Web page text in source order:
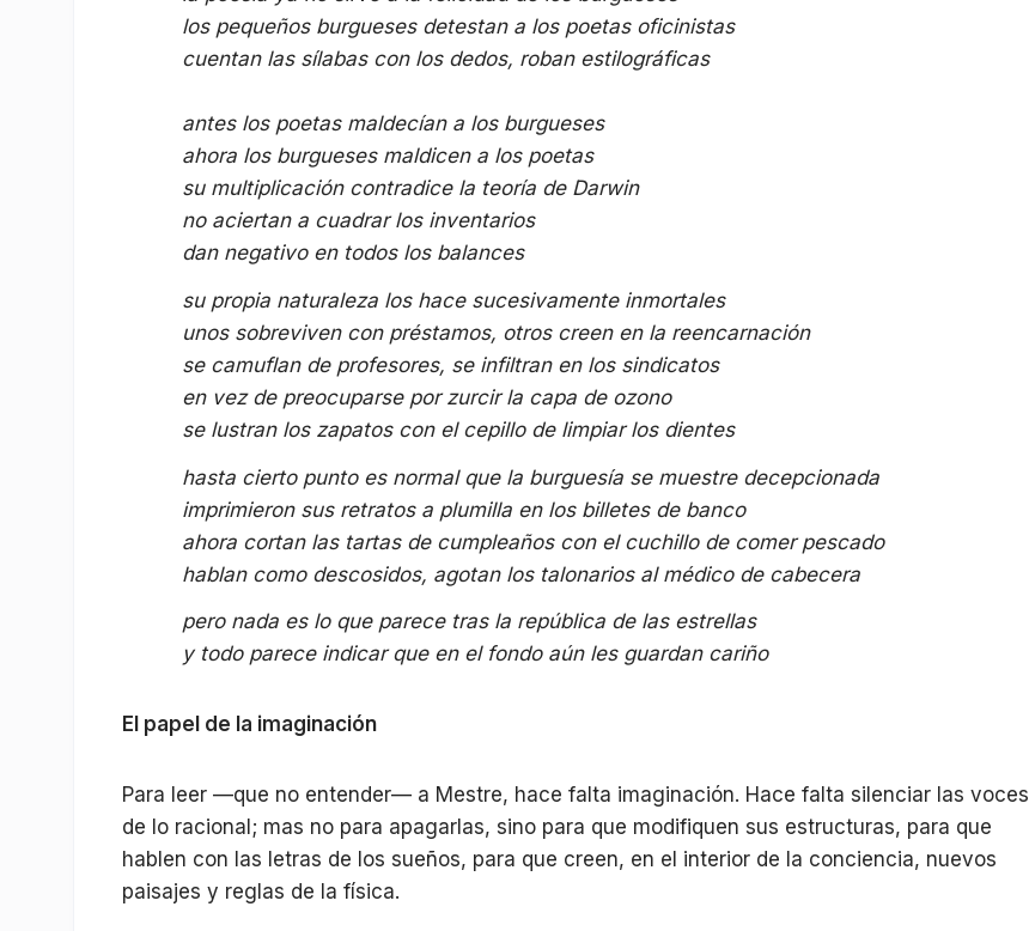
los pequeños burgueses detestan a los poetas oficinistas
cuentan las sílabas con los dedos, roban estilográficas
antes los poetas maldecían a los burgueses
ahora los burgueses maldicen a los poetas
su multiplicación contradice la teoría de Darwin
no aciertan a cuadrar los inventarios
dan negativo en todos los balances
su propia naturaleza los hace sucesivamente inmortales
unos sobreviven con préstamos, otros creen en la reencarnación
se camuflan de profesores, se infiltran en los sindicatos
en vez de preocuparse por zurcir la capa de ozono
se lustran los zapatos con el cepillo de limpiar los dientes
hasta cierto punto es normal que la burguesía se muestre decepcionada
imprimieron sus retratos a plumilla en los billetes de banco
ahora cortan las tartas de cumpleaños con el cuchillo de comer pescado
hablan como descosidos, agotan los talonarios al médico de cabecera
pero nada es lo que parece tras la república de las estrellas
y todo parece indicar que en el fondo aún les guardan cariño
El papel de la imaginación
Para leer —que no entender— a Mestre, hace falta imaginación. Hace falta silenciar las voces
de lo racional; mas no para apagarlas, sino para que modifiquen sus estructuras, para que
hablen con las letras de los sueños, para que creen, en el interior de la conciencia, nuevos
paisajes y reglas de la física.